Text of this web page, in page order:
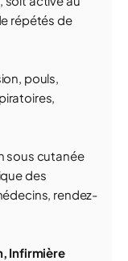
répétés de
pouls,
sous cutanée
des
rendez-
Infirmière